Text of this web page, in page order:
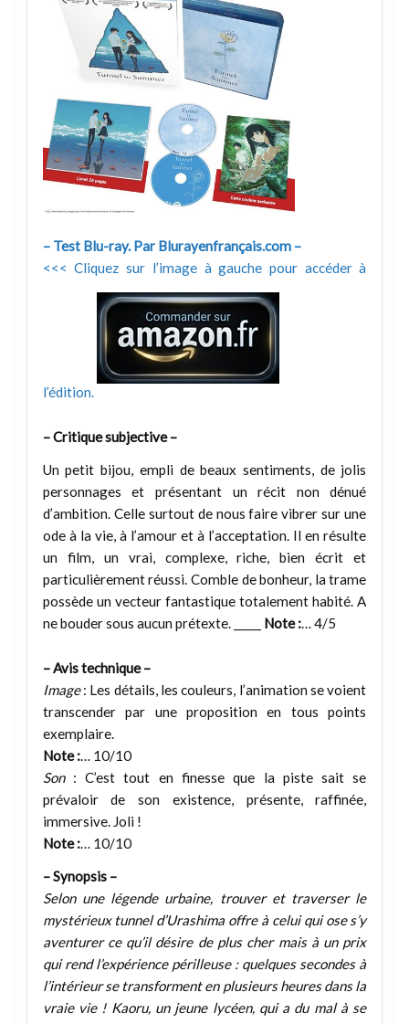
– Test Blu-ray. Par Blurayenfrançais.com –
<<< Cliquez sur l’image à gauche pour accéder à
l’édition.
– Critique subjective –
Un petit bijou, empli de beaux sentiments, de jolis
personnages et présentant un récit non dénué
d’ambition. Celle surtout de nous faire vibrer sur une
ode à la vie, à l’amour et à l’acceptation. Il en résulte
un film, un vrai, complexe, riche, bien écrit et
particulièrement réussi. Comble de bonheur, la trame
possède un vecteur fantastique totalement habité. A
ne bouder sous aucun prétexte. _____ Note :… 4/5
– Avis technique –
Image: Les détails, les couleurs, l’animation se voient
transcender par une proposition en tous points
exemplaire.
Note :… 10/10
Son: C’est tout en finesse que la piste sait se
prévaloir de son existence, présente, raffinée,
immersive. Joli !
Note :… 10/10
– Synopsis –
Selon une légende urbaine, trouver et traverser le
mystérieux tunnel d’Urashima offre à celui qui ose s’y
aventurer ce qu’il désire de plus cher mais à un prix
qui rend l’expérience périlleuse : quelques secondes à
l’intérieur se transforment en plusieurs heures dans la
vraie vie ! Kaoru, un jeune lycéen, qui a du mal à se